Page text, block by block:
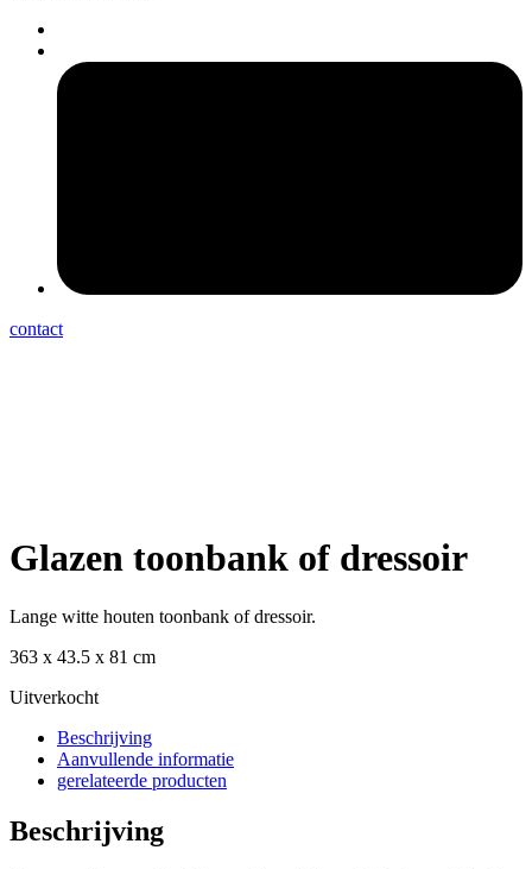
contact
Glazen toonbank of dressoir
Lange witte houten toonbank of dressoir.
363 x 43.5 x 81 cm
Uitverkocht
Beschrijving
Aanvullende informatie
gerelateerde producten
Beschrijving